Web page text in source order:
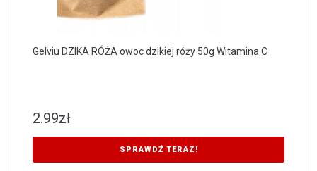
Gelviu DZIKA RÓŻA owoc dzikiej róży 50g Witamina C
2.99zł
SPRAWDŹ TERAZ!